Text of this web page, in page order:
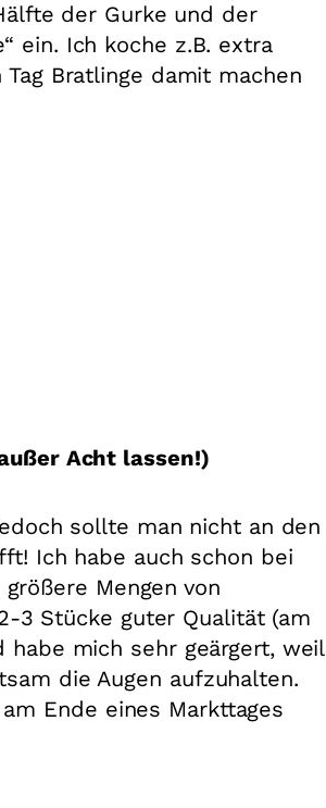
der Gurke und der
ein. Ich koche z.B. extra
Bratlinge damit machen
Acht lassen!)
sollte man nicht an den
Ich habe auch schon bei
Mengen von
3 Stücke guter Qualität (am
habe mich sehr geärgert, weil
die Augen aufzuhalten.
Ende eines Markttages